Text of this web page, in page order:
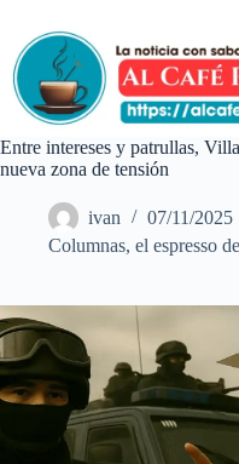
contenido
Entre intereses y patrullas,
nueva zona de tensión
ivan
07/11/2025
Columnas, el espresso